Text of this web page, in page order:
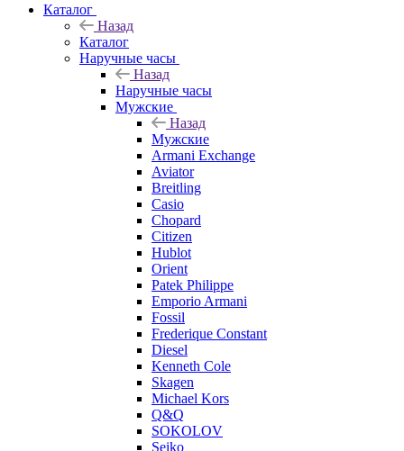
Каталог
Назад
Каталог
Наручные часы
Назад
Наручные часы
Мужские
Назад
Мужские
Armani Exchange
Aviator
Breitling
Casio
Chopard
Citizen
Hublot
Orient
Patek Philippe
Emporio Armani
Fossil
Frederique Constant
Diesel
Kenneth Cole
Skagen
Michael Kors
Q&Q
SOKOLOV
Seiko